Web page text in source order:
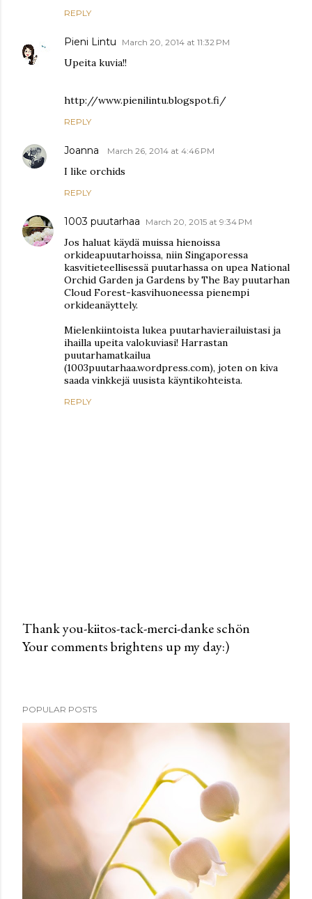
REPLY
Pieni Lintu March 20, 2014 at 11:32 PM
Upeita kuvia!!
http://www.pienilintu.blogspot.fi/
REPLY
Joanna March 26, 2014 at 4:46 PM
I like orchids
REPLY
1003 puutarhaa March 20, 2015 at 9:34 PM
Jos haluat käydä muissa hienoissa
orkideapuutarhoissa, niin Singaporessa
kasvitieteellisessä puutarhassa on upea National
Orchid Garden ja Gardens by The Bay puutarhan
Cloud Forest-kasvihuoneessa pienempi
orkideanäyttely.
Mielenkiintoista lukea puutarhavierailuistasi ja
ihailla upeita valokuviasi! Harrastan
puutarhamatkailua
(1003puutarhaa.wordpress.com), joten on kiva
saada vinkkejä uusista käyntikohteista.
REPLY
P
a
C
o
m
Thank you-kiitos-tack-merci-danke schön
Your comments brightens up my day:)
POPULAR POSTS